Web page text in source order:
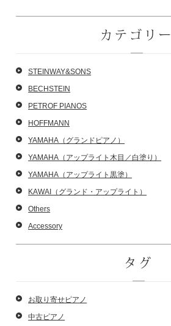
カテゴリー
STEINWAY&SONS
BECHSTEIN
PETROF PIANOS
HOFFMANN
YAMAHA（グランドピアノ）
YAMAHA（アップライト木目／白塗り）
YAMAHA（アップライト黒塗）
KAWAI（グランド・アップライト）
Others
Accessory
タグ
お取り寄せピアノ
中古ピアノ